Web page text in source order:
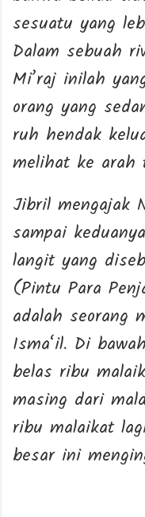
sesuatu yang
Dalam sebuah
Mi’raj inilah
orang yang
ruh hendak
melihat ke arah
Jibril mengajak
sampai
langit yang
(Pintu Para
adalah seorang
Isma‘il. Di
belas ribu
masing dari
ribu malaikat
besar ini